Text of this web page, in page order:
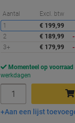
Aantal Excl. btw
1
€ 199,99
2
€ 189,99
3+
€ 179,99
Momenteel op voorraad
werkdagen
In
Aan een lijst